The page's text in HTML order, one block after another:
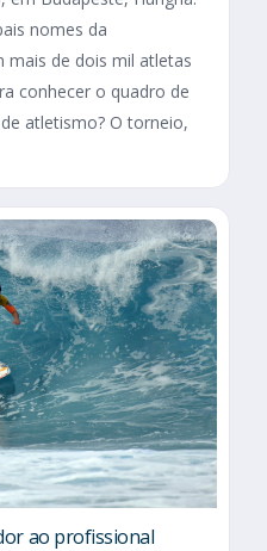
nomes da
de dois mil atletas
conhecer o quadro de
atletismo? O torneio,
ao profissional